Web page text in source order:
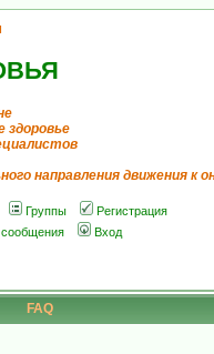
здоровье
направления движения к
Группы
Регистрация
Вход
FAQ